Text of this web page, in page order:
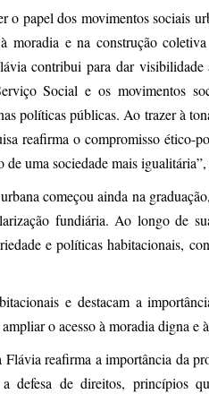
o papel dos movimentos sociais
e na construção
contribui para dar visibilidade
Social e os movimentos
políticas públicas. Ao trazer à
reafirma o compromisso ético-
de uma sociedade mais
começou ainda na
fundiária. Ao longo de
e políticas habitacionais,
e destacam a
o acesso à moradia digna e
reafirma a importância da
defesa de direitos, princípios